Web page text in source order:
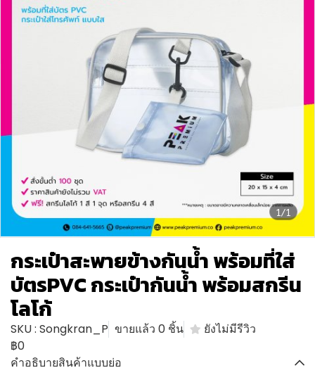
1/1
กระเป๋าสะพายข้างกันน้ำ พร้อมที่ใส่
บัตรPVC กระเป๋ากันน้ำ พร้อมสกรีน
โลโก้
SKU : Songkran_P ขายแล้ว 0 ชิ้น
ยังไม่มีรีวิว
฿0
คำอธิบายสินค้าแบบย่อ